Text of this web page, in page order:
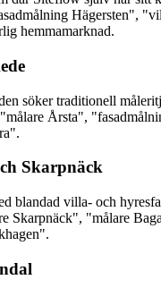
Hägersten",
hemmamarknad.
söker traditionell
Årsta",
Skarpnäck
blandad villa- och
Skarpnäck", "målare